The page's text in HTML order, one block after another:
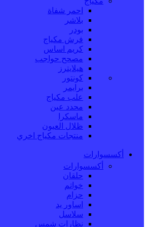
احمر شفاة
بلاشر
بودر
فرش مكياج
كريم اساس
مصحح حواجب
هيلايترز
كونتور
برايمر
علب مكياج
محدد عين
ماسكرا
ظلال العيون
منتجات مكياج اخري
أكسسوارات
أكسسوارات
حلقان
خواتم
حزام
اساور يد
سلاسل
نظارات شمس